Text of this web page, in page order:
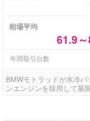
相場平均
61.9
年間取引台数
BMWモトラッドが水冷パ
ンエンジンを採用して展